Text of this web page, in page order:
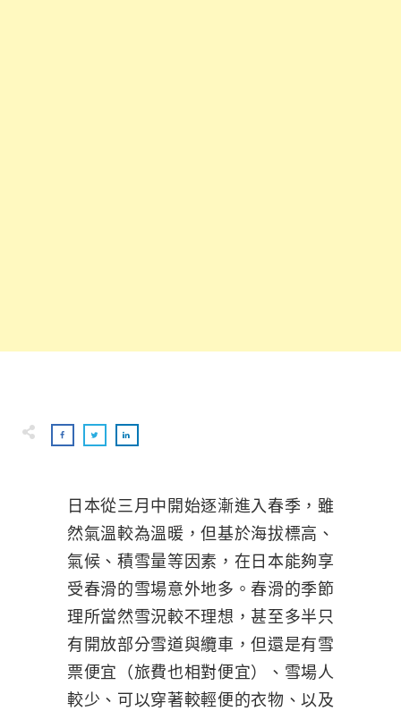
日本從三月中開始逐漸進入春季，雖
然氣溫較為溫暖，但基於海拔標高、
氣候、積雪量等因素，在日本能夠享
受春滑的雪場意外地多。春滑的季節
理所當然雪況較不理想，甚至多半只
有開放部分雪道與纜車，但還是有雪
票便宜（旅費也相對便宜）、雪場人
較少、可以穿著較輕便的衣物、以及